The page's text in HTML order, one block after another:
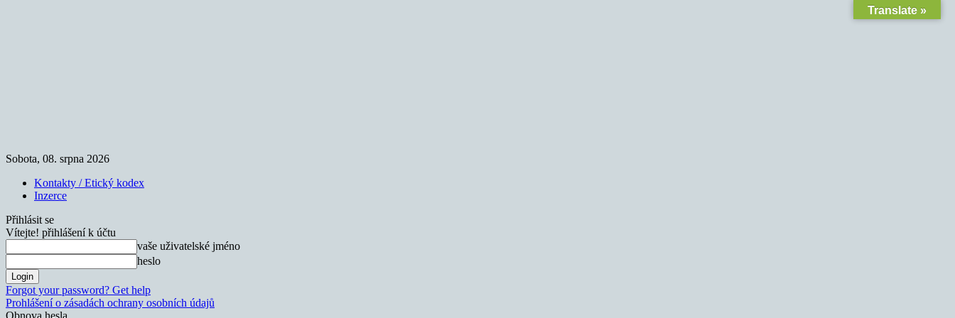
Sobota, 08. srpna 2026
Kontakty / Etický kodex
Inzerce
Přihlásit se
Vítejte! přihlášení k účtu
vaše uživatelské jméno
heslo
Forgot your password? Get help
Prohlášení o zásadách ochrany osobních údajů
Obnova hesla
Translate »